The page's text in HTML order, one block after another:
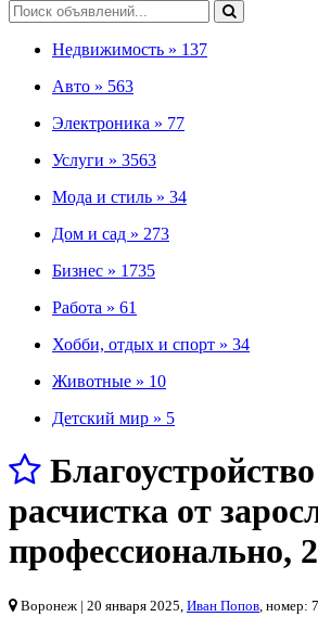
Недвижимость » 137
Авто » 563
Электроника » 77
Услуги » 3563
Мода и стиль » 34
Дом и сад » 273
Бизнес » 1735
Работа » 61
Хобби, отдых и спорт » 34
Животные » 10
Детский мир » 5
расчистка от
профессионально,
Воронеж | 20 января 2025, Иван Попов , номер: